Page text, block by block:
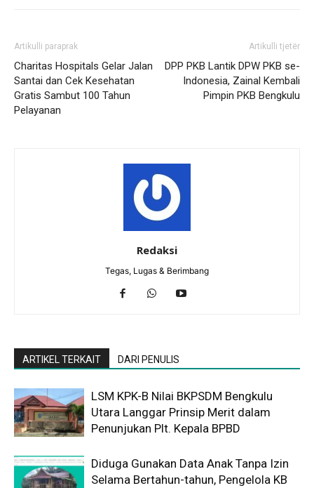
Artikulli paraprak
Charitas Hospitals Gelar Jalan
Santai dan Cek Kesehatan
Gratis Sambut 100 Tahun
Pelayanan
Artikulli tjetër
DPP PKB Lantik DPW PKB se-
Indonesia, Zainal Kembali
Pimpin PKB Bengkulu
Redaksi
Tegas, Lugas & Berimbang
ARTIKEL TERKAIT DARI PENULIS
LSM KPK-B Nilai BKPSDM Bengkulu
Utara Langgar Prinsip Merit dalam
Penunjukan Plt. Kepala BPBD
Diduga Gunakan Data Anak Tanpa Izin
Selama Bertahun-tahun, Pengelola KB